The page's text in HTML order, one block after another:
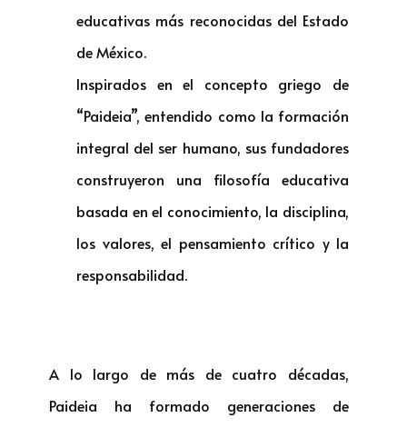
educativas más reconocidas del Estado
de México.
Inspirados en el concepto griego de
“Paideia”, entendido como la formación
integral del ser humano, sus fundadores
construyeron una filosofía educativa
basada en el conocimiento, la disciplina,
los valores, el pensamiento crítico y la
responsabilidad.
A lo largo de más de cuatro décadas,
Paideia ha formado generaciones de